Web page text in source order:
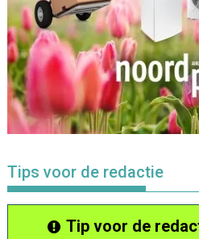
Tips voor de redactie
Tip voor de